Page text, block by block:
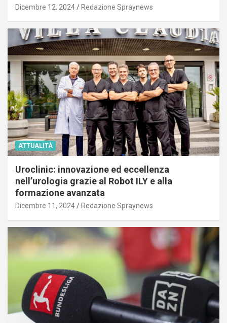
Dicembre 12, 2024 Redazione Spraynews
ATTUALITÀ
Uroclinic: innovazione ed eccellenza
nell’urologia grazie al Robot ILY e alla
formazione avanzata
Dicembre 11, 2024 Redazione Spraynews